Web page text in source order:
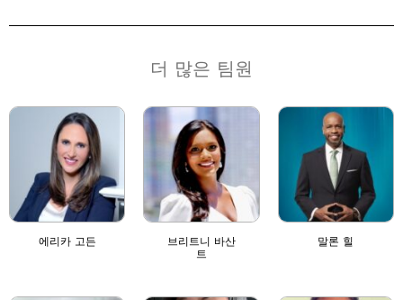
더 많은 팀원
에리카 고든
브리트니 바산
트
말론 힐